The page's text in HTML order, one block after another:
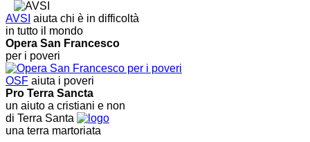
AVSI aiuta chi è in difficoltà
in tutto il mondo
Opera San Francesco
per i poveri
OSF aiuta i poveri
Pro Terra Sancta
un aiuto a cristiani e non
di Terra Santa
una terra martoriata